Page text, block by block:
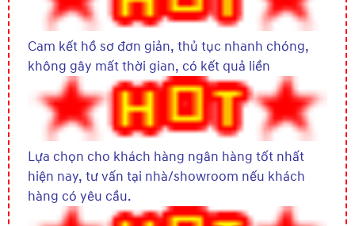
Cam kết hồ sơ đơn giản, thủ tục nhanh chóng,
không gây mất thời gian, có kết quả liền
Lựa chọn cho khách hàng ngân hàng tốt nhất
hiện nay, tư vấn tại nhà/showroom nếu khách
hàng có yêu cầu.